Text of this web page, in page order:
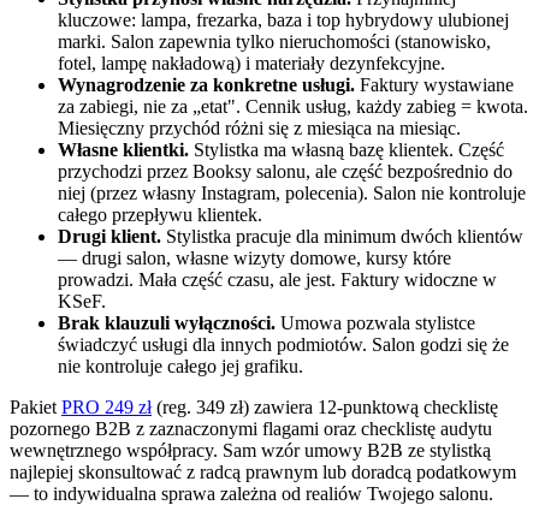
kluczowe: lampa, frezarka, baza i top hybrydowy ulubionej
marki. Salon zapewnia tylko nieruchomości (stanowisko,
fotel, lampę nakładową) i materiały dezynfekcyjne.
Wynagrodzenie za konkretne usługi. Faktury wystawiane
za zabiegi, nie za „etat". Cennik usług, każdy zabieg = kwota.
Miesięczny przychód różni się z miesiąca na miesiąc.
Własne klientki. Stylistka ma własną bazę klientek. Część
przychodzi przez Booksy salonu, ale część bezpośrednio do
niej (przez własny Instagram, polecenia). Salon nie kontroluje
całego przepływu klientek.
Drugi klient. Stylistka pracuje dla minimum dwóch klientów
— drugi salon, własne wizyty domowe, kursy które
prowadzi. Mała część czasu, ale jest. Faktury widoczne w
KSeF.
Brak klauzuli wyłączności. Umowa pozwala stylistce
świadczyć usługi dla innych podmiotów. Salon godzi się że
nie kontroluje całego jej grafiku.
Pakiet PRO 249 zł(reg. 349 zł) zawiera 12-punktową checklistę
pozornego B2B z zaznaczonymi flagami oraz checklistę audytu
wewnętrznego współpracy. Sam wzór umowy B2B ze stylistką
najlepiej skonsultować z radcą prawnym lub doradcą podatkowym
— to indywidualna sprawa zależna od realiów Twojego salonu.